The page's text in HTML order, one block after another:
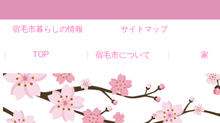
宿毛市暮らしの情報 サイトマップ
TOP 宿毛市について 家